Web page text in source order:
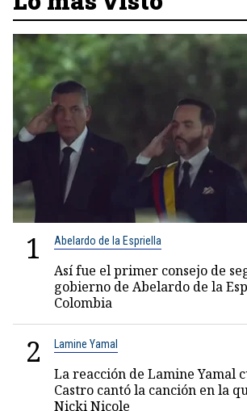
1 Abelardo de la Espriella
Así fue el primer consejo de
gobierno de Abelardo de la
Colombia
2 Lamine Yamal
La reacción de Lamine Yamal
Castro cantó la canción en la
Nicki Nicole